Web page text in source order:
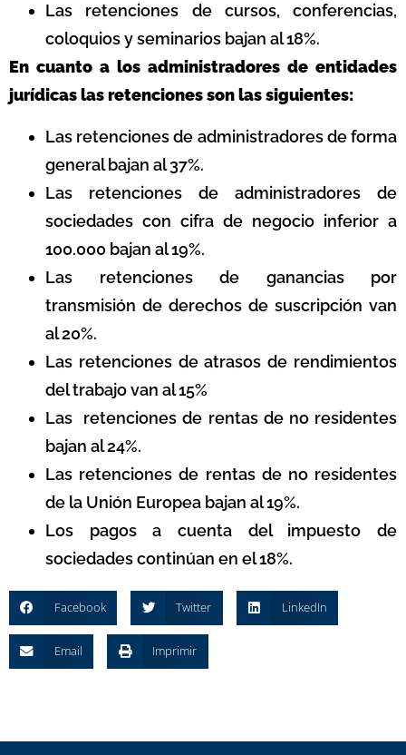
Las retenciones de cursos, conferencias,
coloquios y seminarios bajan al 18%.
En cuanto a los administradores de entidades
jurídicas las retenciones son las siguientes:
Las retenciones de administradores de forma
general bajan al 37%.
Las retenciones de administradores de
sociedades con cifra de negocio inferior a
100.000 bajan al 19%.
Las retenciones de ganancias por
transmisión de derechos de suscripción van
al 20%.
Las retenciones de atrasos de rendimientos
del trabajo van al 15%
Las retenciones de rentas de no residentes
bajan al 24%.
Las retenciones de rentas de no residentes
de la Unión Europea bajan al 19%.
Los pagos a cuenta del impuesto de
sociedades continúan en el 18%.
Facebook Twitter LinkedIn
Email Imprimir